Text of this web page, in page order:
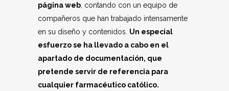
página web , contando con un equipo de
compañeros que han trabajado intensamente
en su diseño y contenidos. Un especial
esfuerzo se ha llevado a cabo en el
apartado de documentación, que
pretende servir de referencia para
cualquier farmacéutico católico.